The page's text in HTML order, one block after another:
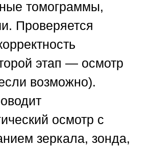
томограммы,
Проверяется
этап — осмотр
возможно).
осмотр с
зеркала, зонда,